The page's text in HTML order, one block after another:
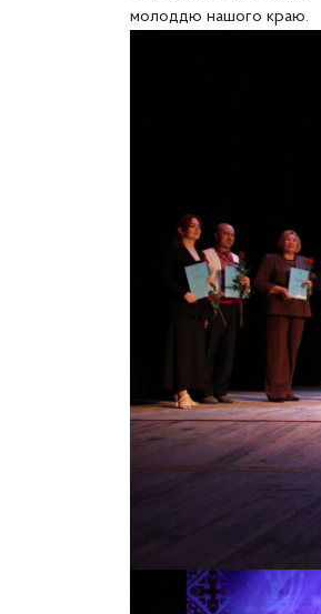
молоддю нашого краю.